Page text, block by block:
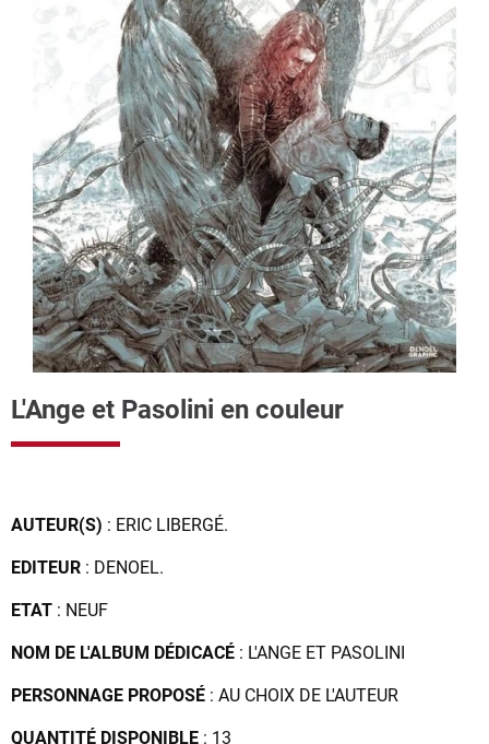
L'Ange et Pasolini en couleur
AUTEUR(S) : ERIC LIBERGÉ.
EDITEUR : DENOEL.
ETAT : NEUF
NOM DE L'ALBUM DÉDICACÉ : L'ANGE ET PASOLINI
PERSONNAGE PROPOSÉ : AU CHOIX DE L'AUTEUR
QUANTITÉ DISPONIBLE : 13